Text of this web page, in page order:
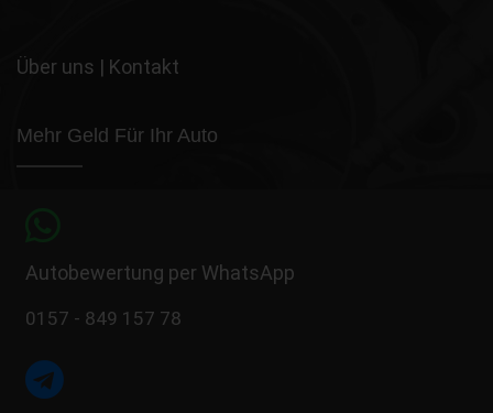
Über uns | Kontakt
Mehr Geld Für Ihr Auto
Autobewertung per WhatsApp
0157 - 849 157 78